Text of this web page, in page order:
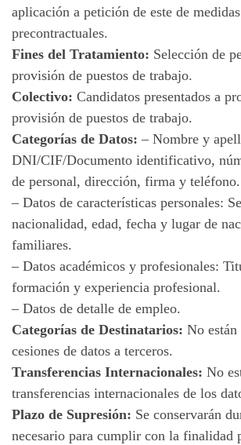
aplicación a petición de este de medidas
precontractuales.
Fines del Tratamiento: Selección de
provisión de puestos de trabajo.
Colectivo: Candidatos presentados a
provisión de puestos de trabajo.
Categorías de Datos: – Nombre y
DNI/CIF/Documento identificativo,
de personal, dirección, firma y teléfono.
– Datos de características personales:
nacionalidad, edad, fecha y lugar de
familiares.
– Datos académicos y profesionales:
formación y experiencia profesional.
– Datos de detalle de empleo.
Categorías de Destinatarios: No están
cesiones de datos a terceros.
Transferencias Internacionales: No
transferencias internacionales de los
Plazo de Supresión: Se conservarán
necesario para cumplir con la finalidad